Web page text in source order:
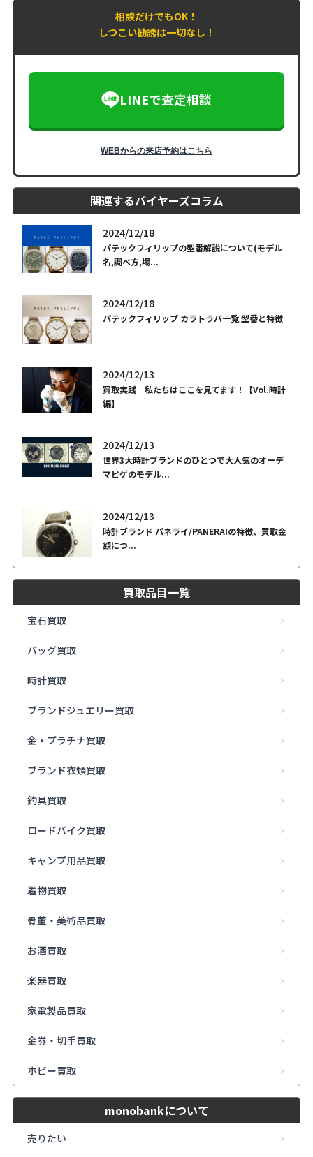
相談だけでもOK！
しつこい勧誘は一切なし！
LINEで査定相談
WEBからの来店予約はこちら
関連するバイヤーズコラム
2024/12/18
パテックフィリップの型番解説について(モデル
名,調べ方,場...
2024/12/18
パテックフィリップ カラトラバ一覧 型番と特徴
2024/12/13
買取実践 私たちはここを見てます！【Vol.時計
編】
2024/12/13
世界3大時計ブランドのひとつで大人気のオーデ
マピゲのモデル...
2024/12/13
時計ブランド パネライ/PANERAIの特徴、買取金
額につ...
買取品目一覧
宝石買取
バッグ買取
時計買取
ブランドジュエリー買取
金・プラチナ買取
ブランド衣類買取
釣具買取
ロードバイク買取
キャンプ用品買取
着物買取
骨董・美術品買取
お酒買取
楽器買取
家電製品買取
金券・切手買取
ホビー買取
monobankについて
売りたい